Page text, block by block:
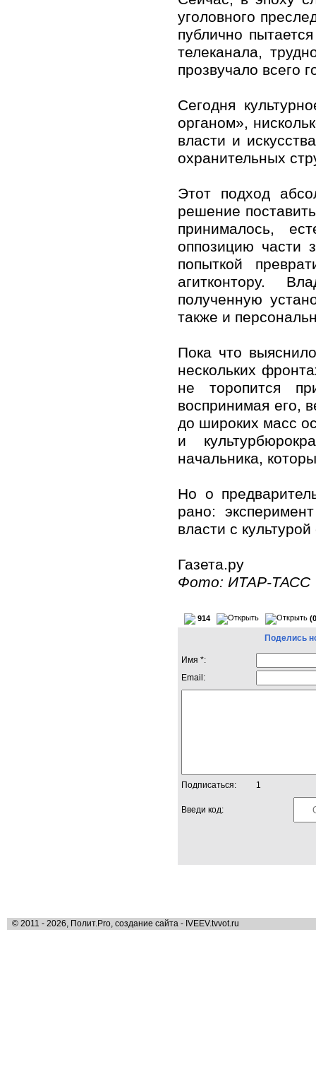
уголовного
публично
телеканала,
прозвучало всего
Сегодня
органом»,
власти и
охранительных
Этот подход
решение
принималось,
оппозицию части
попыткой
агитконтору.
полученную
также и
Пока что
нескольких
не торопится
воспринимая его,
до широких масс
и
начальника,
Но о
рано:
власти с
Газета.ру
Фото: ИТАР-ТАСС
914
Поделись
Имя *:
Email:
Подписаться: 1
Введи код:
© 2011 - 2026, Полит.Pro, создание сайта - IVEEV.tvvot.ru